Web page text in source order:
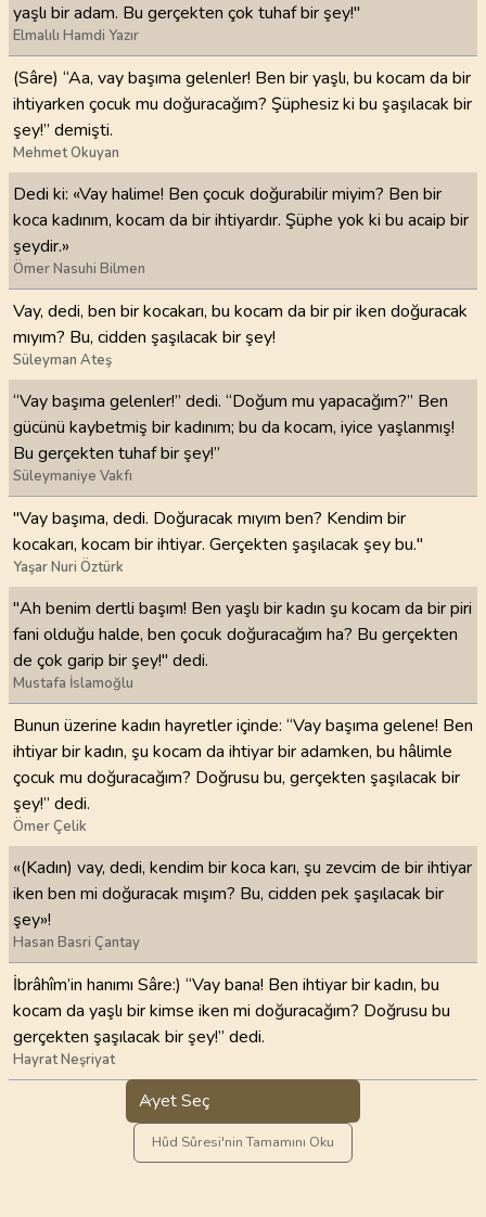
yaşlı bir adam. Bu gerçekten çok tuhaf bir şey!"
Elmalılı Hamdi Yazır
(Sâre) “Aa, vay başıma gelenler! Ben bir yaşlı, bu kocam da bir
ihtiyarken çocuk mu doğuracağım? Şüphesiz ki bu şaşılacak bir
şey!” demişti.
Mehmet Okuyan
Dedi ki: «Vay halime! Ben çocuk doğurabilir miyim? Ben bir
koca kadınım, kocam da bir ihtiyardır. Şüphe yok ki bu acaip bir
şeydir.»
Ömer Nasuhi Bilmen
Vay, dedi, ben bir kocakarı, bu kocam da bir pir iken doğuracak
mıyım? Bu, cidden şaşılacak bir şey!
Süleyman Ateş
“Vay başıma gelenler!” dedi. “Doğum mu yapacağım?” Ben
gücünü kaybetmiş bir kadınım; bu da kocam, iyice yaşlanmış!
Bu gerçekten tuhaf bir şey!”
Süleymaniye Vakfı
"Vay başıma, dedi. Doğuracak mıyım ben? Kendim bir
kocakarı, kocam bir ihtiyar. Gerçekten şaşılacak şey bu."
Yaşar Nuri Öztürk
"Ah benim dertli başım! Ben yaşlı bir kadın şu kocam da bir piri
fani olduğu halde, ben çocuk doğuracağım ha? Bu gerçekten
de çok garip bir şey!" dedi.
Mustafa İslamoğlu
Bunun üzerine kadın hayretler içinde: “Vay başıma gelene! Ben
ihtiyar bir kadın, şu kocam da ihtiyar bir adamken, bu hâlimle
çocuk mu doğuracağım? Doğrusu bu, gerçekten şaşılacak bir
şey!” dedi.
Ömer Çelik
«(Kadın) vay, dedi, kendim bir koca karı, şu zevcim de bir ihtiyar
iken ben mi doğuracak mışım? Bu, cidden pek şaşılacak bir
şey»!
Hasan Basri Çantay
İbrâhîm’in hanımı Sâre:) “Vay bana! Ben ihtiyar bir kadın, bu
kocam da yaşlı bir kimse iken mi doğuracağım? Doğrusu bu
gerçekten şaşılacak bir şey!” dedi.
Hayrat Neşriyat
Ayet Seç
Hûd Sûresi'nin Tamamını Oku